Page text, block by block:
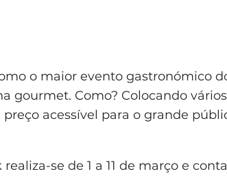
o maior evento gastronómico
gourmet. Como? Colocando vários
acessível para o grande
se de 1 a 11 de março e